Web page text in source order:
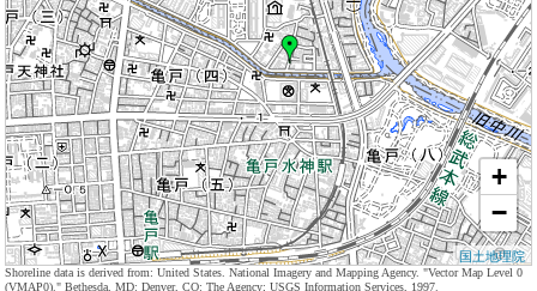
+
−
国土地理院
Shoreline data is derived from: United States. National Imagery and Mapping Agency. "Vector Map Level 0
(VMAP0)." Bethesda, MD: Denver, CO: The Agency; USGS Information Services, 1997.